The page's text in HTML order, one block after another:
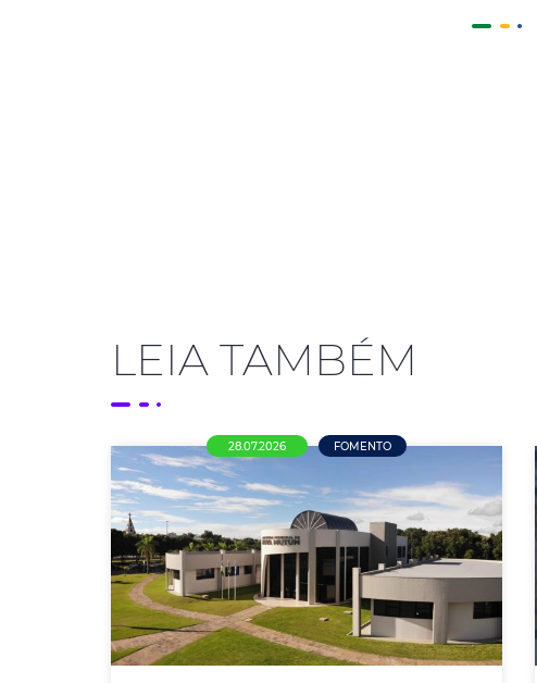
LEIA TAMBÉM
28.07.2026 FOMENTO
Mais de R$ 21 milhões em
oportunidades para empresas de
Nova Mutum
ACENM/CDL alerta empresários sobre